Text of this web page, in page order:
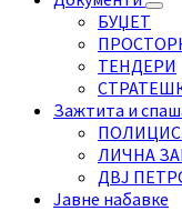
БУЏЕТ
ТЕНДЕРИ
Зажтита и
ЛИЧНА
ДВЈ
Јавне набавке